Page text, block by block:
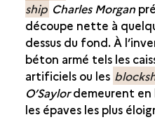
ship Charles Morgan
découpe nette à
dessus du fond. À
béton armé tels les
artificiels ou les
O’Saylordemeurent en
les épaves les plus